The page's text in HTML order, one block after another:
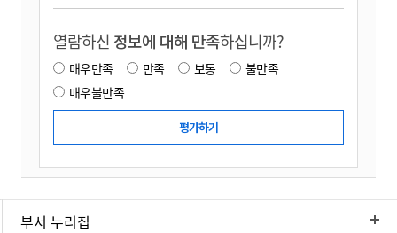
열람하신 정보에 대해 만족하십니까?
매우만족 만족 보통
불만족
매우불만족
부서 누리집